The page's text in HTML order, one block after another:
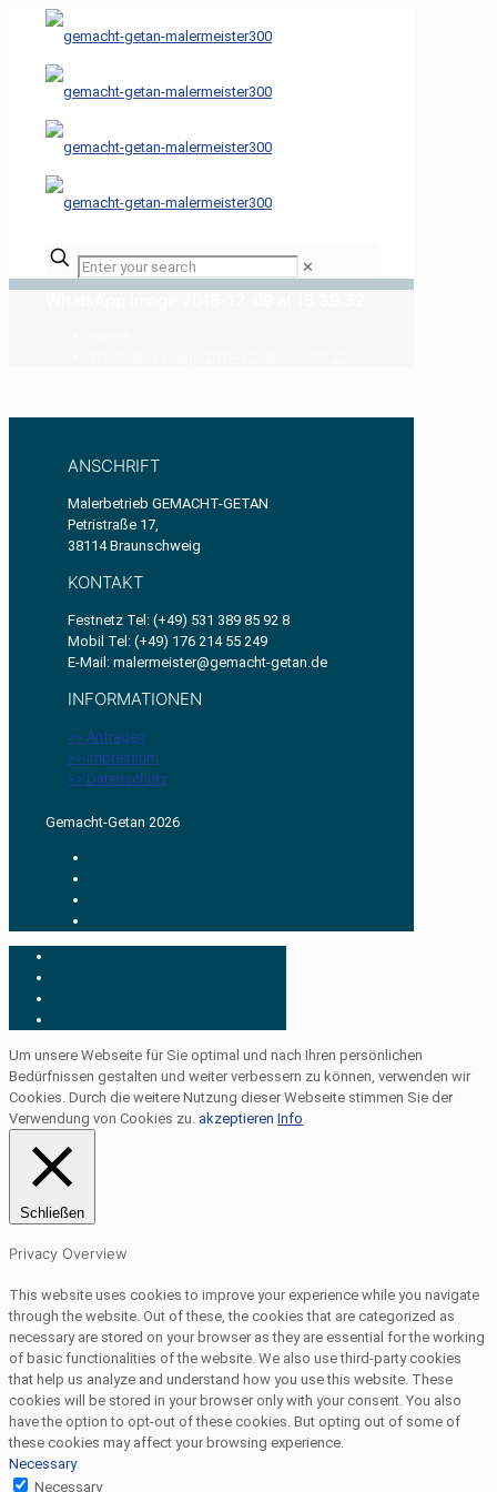
✕
ANSCHRIFT
Malerbetrieb GEMACHT-GETAN
Petristraße 17,
38114 Braunschweig
KONTAKT
Festnetz Tel: (+49) 531 389 85 92 8
Mobil Tel: (+49) 176 214 55 249
E-Mail: malermeister@gemacht-getan.de
INFORMATIONEN
>> Anfragen
>> Impressum
>> Datenschutz
Gemacht-Getan 2026
Um unsere Webseite für Sie optimal und nach Ihren persönlichen
Bedürfnissen gestalten und weiter verbessern zu können, verwenden wir
Cookies. Durch die weitere Nutzung dieser Webseite stimmen Sie der
Verwendung von Cookies zu. akzeptieren Info
Schließen
Privacy Overview
This website uses cookies to improve your experience while you navigate
through the website. Out of these, the cookies that are categorized as
necessary are stored on your browser as they are essential for the working
of basic functionalities of the website. We also use third-party cookies
that help us analyze and understand how you use this website. These
cookies will be stored in your browser only with your consent. You also
have the option to opt-out of these cookies. But opting out of some of
these cookies may affect your browsing experience.
Necessary
Necessary